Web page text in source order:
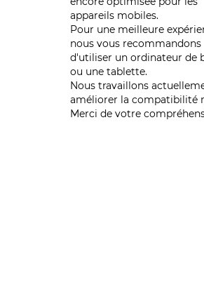
appareils mobiles.
Pour une meilleure
nous vous recommandons
d'utiliser un ordinateur de
ou une tablette.
Nous travaillons
améliorer la compatibilité
Merci de votre